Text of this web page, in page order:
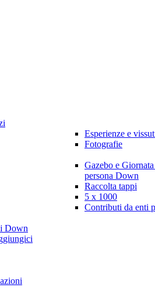
Esperienze e
Fotografie
Gazebo e
persona Down
Raccolta tappi
5 x 1000
Contributi da enti
Down